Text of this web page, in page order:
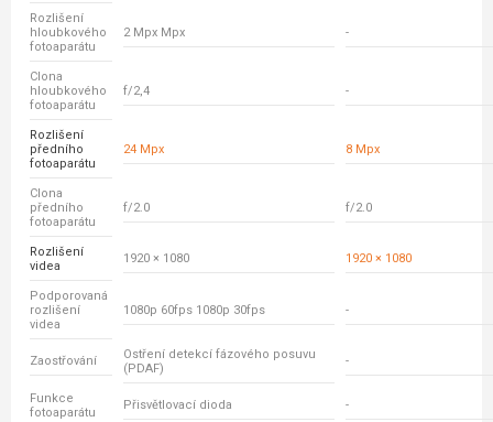
Rozlišení
hloubkového
fotoaparátu
2 Mpx Mpx -
Clona
hloubkového
fotoaparátu
f/2,4 -
Rozlišení
předního
fotoaparátu
24 Mpx 8 Mpx
Clona
předního
fotoaparátu
f/2.0 f/2.0
Rozlišení
videa
1920 × 1080 1920 × 1080
Podporovaná
rozlišení
videa
1080p 60fps 1080p 30fps -
Zaostřování
Ostření detekcí fázového posuvu
(PDAF)
-
Funkce
fotoaparátu
Přisvětlovací dioda -